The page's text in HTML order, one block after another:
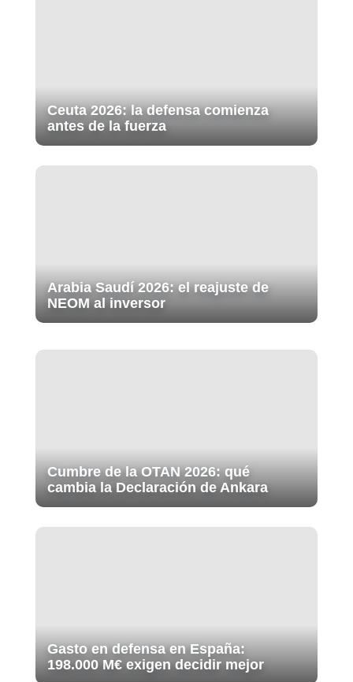
Ceuta 2026: la defensa comienza
antes de la fuerza
Arabia Saudí 2026: el reajuste de
NEOM al inversor
Cumbre de la OTAN 2026: qué
cambia la Declaración de Ankara
Gasto en defensa en España:
198.000 M€ exigen decidir mejor